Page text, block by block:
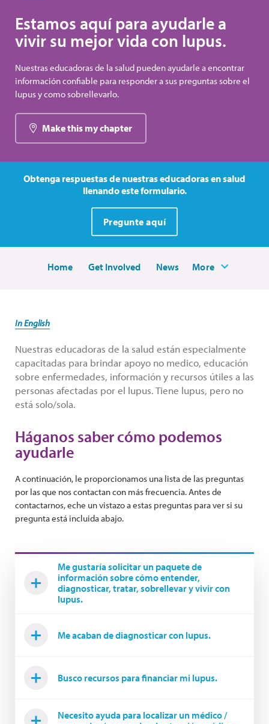
Estamos aquí para ayudarle a
vivir su mejor vida con lupus.
Nuestras educadoras de la salud pueden ayudarle a encontrar
información confiable para responder a sus preguntas sobre el
lupus y como sobrellevarlo.
Make this my chapter
Obtenga respuestas de nuestras educadoras en salud
llenando este formulario.
Pregunte aquí
Home Get Involved News More
In English
Nuestras educadoras de la salud están especialmente
capacitadas para brindar apoyo no medico, educación
sobre enfermedades, información y recursos útiles a las
personas afectadas por el lupus. Tiene lupus, pero no
está solo/sola.
Háganos saber cómo podemos
ayudarle
A continuación, le proporcionamos una lista de las preguntas
por las que nos contactan con más frecuencia. Antes de
contactarnos, eche un vistazo a estas preguntas para ver si su
pregunta está incluida abajo.
Me gustaría solicitar un paquete de
información sobre cómo entender,
diagnosticar, tratar, sobrellevar y vivir con
lupus.
Me acaban de diagnosticar con lupus.
Busco recursos para financiar mi lupus.
Necesito ayuda para localizar un médico /